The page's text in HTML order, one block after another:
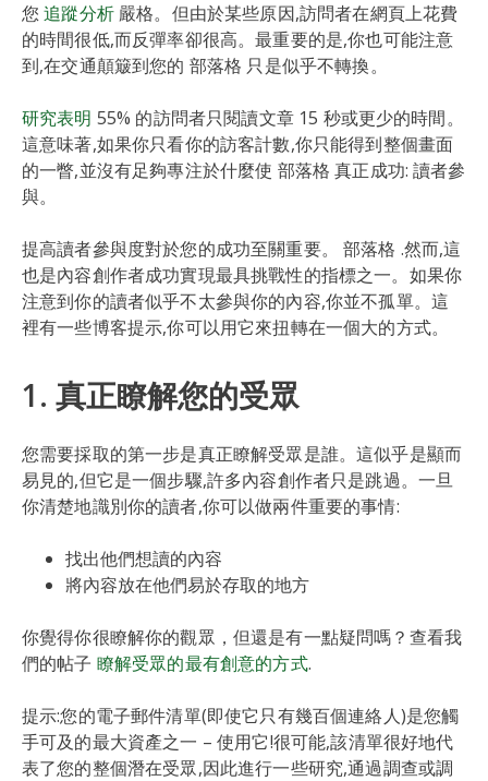
您 追蹤分析嚴格。但由於某些原因,訪問者在網頁上花費
的時間很低,而反彈率卻很高。最重要的是,你也可能注意
到,在交通顛簸到您的 部落格 只是似乎不轉換。
研究表明 55% 的訪問者只閱讀文章 15 秒或更少的時間。
這意味著,如果你只看你的訪客計數,你只能得到整個畫面
的一瞥,並沒有足夠專注於什麼使 部落格 真正成功: 讀者參
與。
提高讀者參與度對於您的成功至關重要。 部落格 .然而,這
也是內容創作者成功實現最具挑戰性的指標之一。如果你
注意到你的讀者似乎不太參與你的內容,你並不孤單。這
裡有一些博客提示,你可以用它來扭轉在一個大的方式。
1. 真正瞭解您的受眾
您需要採取的第一步是真正瞭解受眾是誰。這似乎是顯而
易見的,但它是一個步驟,許多內容創作者只是跳過。一旦
你清楚地識別你的讀者,你可以做兩件重要的事情:
找出他們想讀的內容
將內容放在他們易於存取的地方
你覺得你很瞭解你的觀眾，但還是有一點疑問嗎？查看我
們的帖子 瞭解受眾的最有創意的方式.
提示:您的電子郵件清單(即使它只有幾百個連絡人)是您觸
手可及的最大資產之一 – 使用它!很可能,該清單很好地代
表了您的整個潛在受眾,因此進行一些研究,通過調查或調